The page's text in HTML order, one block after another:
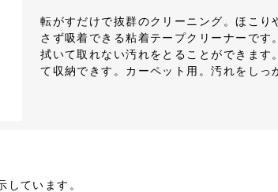
転がすだけで抜群のクリーニング。ほこり
さず吸着できる粘着テープクリーナーです
拭いて取れない汚れをとることができます
て収納できす。カーペット用。汚れをしっ
しています。